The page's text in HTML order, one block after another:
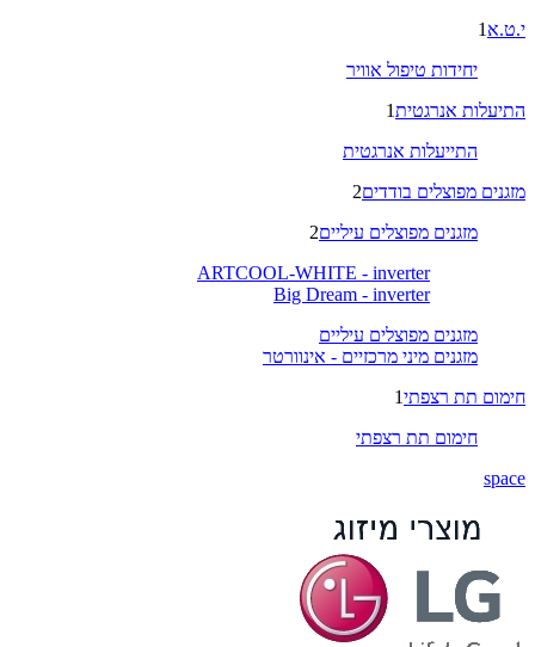
י.ט.א 1
יחידות טיפול אוויר
התיעלות אנרגטית1
התייעלות אנרגטית
מזגנים מפוצלים בודדים2
מזגנים מפוצלים עיליים2
ARTCOOL-WHITE - inverter
Big Dream - inverter
מזגנים מפוצלים עיליים
מזגנים מיני מרכזיים - אינוורטר
חימום תת רצפתי1
חימום תת רצפתי
space